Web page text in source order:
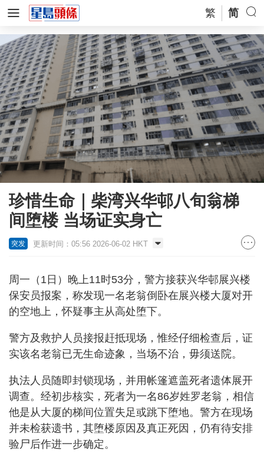
繁 简
珍惜生命｜柴湾兴华邨八旬翁梯
间堕楼 当场证实身亡
突发 更新时间：05:56 2026-06-02 HKT
周一（1日）晚上11时53分，警方接获兴华邨展兴楼
保安员报案，称发现一名老翁倒卧在展兴楼大厦对开
的空地上，怀疑事主从高处堕下。
警方及救护人员接报赶抵现场，惟经仔细检查后，证
实该名老翁已无生命迹象，当场不治，毋须送院。
执法人员随即封锁现场，并用帐篷遮盖死者遗体展开
调查。经初步核实，死者为一名86岁姓罗老翁，相信
他是从大厦的梯间位置失足或跳下堕地。警方在现场
并未检获遗书，其堕楼原因及真正死因，仍有待安排
验尸后作进一步确定。